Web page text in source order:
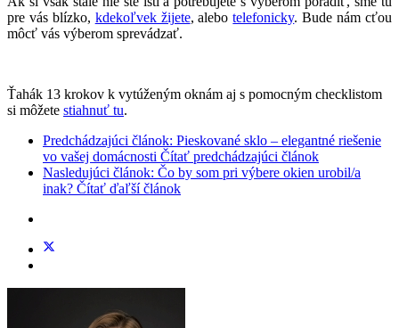
pre vás blízko, kdekoľvek žijete, alebotelefonicky. Bude nám cťou
môcť vás výberom sprevádzať.
Ťahák 13 krokov k vytúženým oknám aj s pomocným checklistom
si môžete stiahnuť tu.
Predchádzajúci článok: Pieskované sklo – elegantné riešenie
vo vašej domácnosti Čítať predchádzajúci článok
Nasledujúci článok: Čo by som pri výbere okien urobil/a
inak? Čítať ďaľší článok